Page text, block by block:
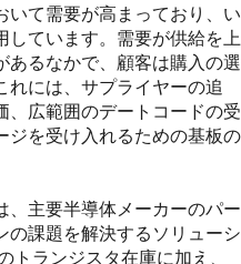
いて需要が高まっており、い
しています。需要が供給を上
あるなかで、顧客は購入の選
には、サプライヤーの追
、広範囲のデートコードの受
ジを受け入れるための基板の
、主要半導体メーカーのパー
の課題を解決するソリューシ
トランジスタ在庫に加え、